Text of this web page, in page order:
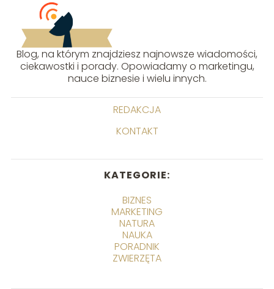
Blog, na którym znajdziesz najnowsze wiadomości,
ciekawostki i porady. Opowiadamy o marketingu,
nauce biznesie i wielu innych.
REDAKCJA
KONTAKT
KATEGORIE:
BIZNES
MARKETING
NATURA
NAUKA
PORADNIK
ZWIERZĘTA